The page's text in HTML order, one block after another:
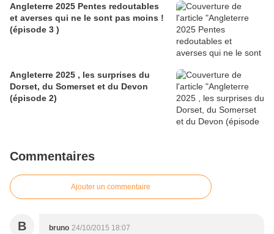
Angleterre 2025 Pentes redoutables
et averses qui ne le sont pas moins !
(épisode 3 )
Angleterre 2025 , les surprises du
Dorset, du Somerset et du Devon
(épisode 2)
Commentaires
Ajouter un commentaire
B bruno 24/10/2015 18:07